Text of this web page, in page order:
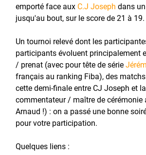
emporté face aux C.J Joseph dans
jusqu'au bout, sur le score de 21 à 19.
Un tournoi relevé dont les
participants évoluent principalement
/ prenat (avec pour tête de série
français au ranking Fiba), des
cette demi-finale entre CJ Joseph et
commentateur / maître de cérémonie
Arnaud !) : on a passé une bonne
pour votre participation.
Quelques liens :